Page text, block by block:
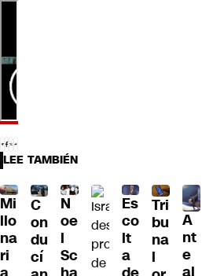
LEE TAMBIÉN
Mi
llo
na
ri
C
on
du
cí
N
oe
l
Sc
Es
co
lt
a
Tri
bu
na
l
A
nt
e